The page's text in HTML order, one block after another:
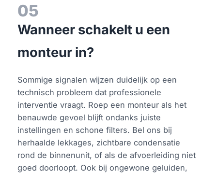
05
Wanneer schakelt u een
monteur in?
Sommige signalen wijzen duidelijk op een
technisch probleem dat professionele
interventie vraagt. Roep een monteur als het
benauwde gevoel blijft ondanks juiste
instellingen en schone filters. Bel ons bij
herhaalde lekkages, zichtbare condensatie
rond de binnenunit, of als de afvoerleiding niet
goed doorloopt. Ook bij ongewone geluiden,